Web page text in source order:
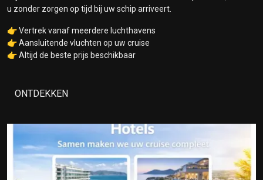
u zonder zorgen op tijd bij uw schip arriveert.
👉 Vertrek vanaf meerdere luchthavens
👉 Aansluitende vluchten op uw cruise
👉 Altijd de beste prijs beschikbaar
ONTDEKKEN